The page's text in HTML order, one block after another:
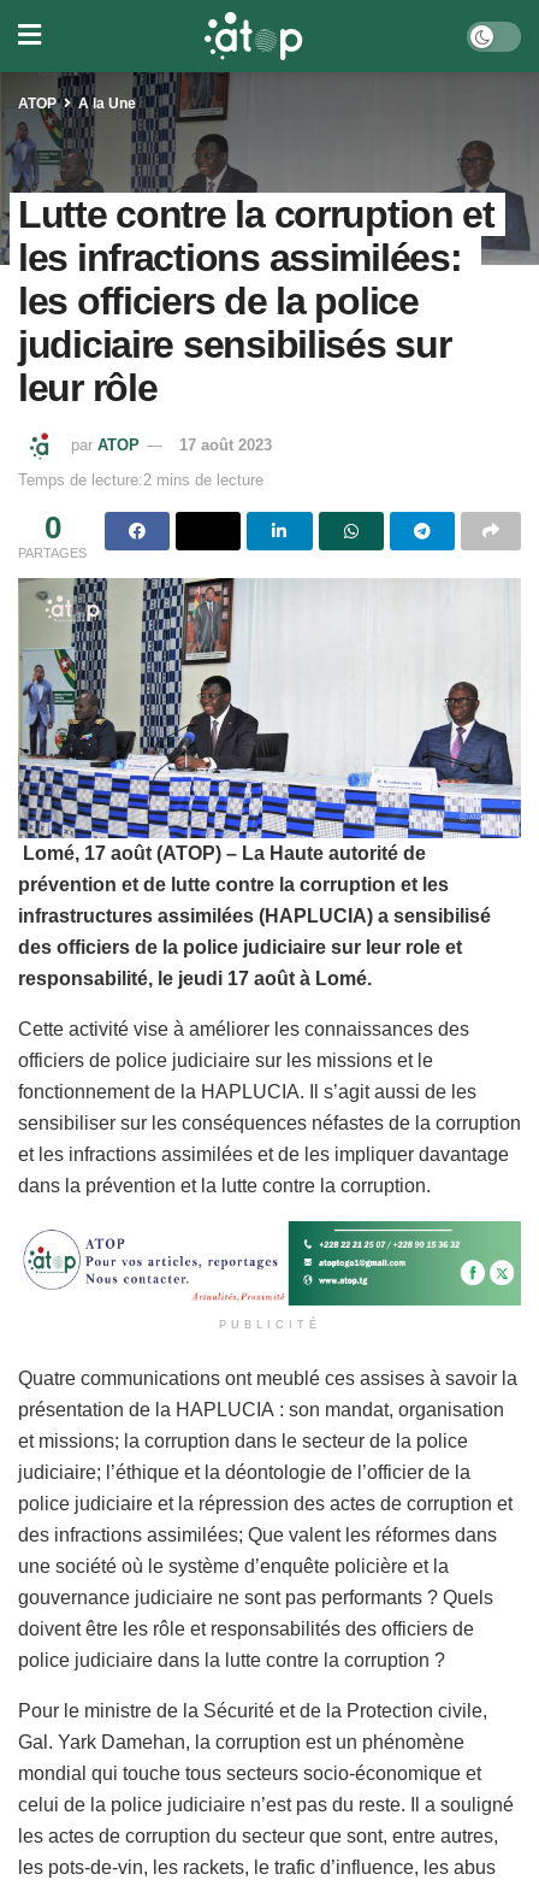
ATOP A la Une
Lutte contre la corruption et
les infractions assimilées:
les officiers de la police
judiciaire sensibilisés sur
leur rôle
par ATOP
17 août 2023
Temps de lecture:2 mins de lecture
0
PARTAGES
Lomé, 17 août (ATOP) – La Haute autorité de
prévention et de lutte contre la corruption et les
infrastructures assimilées (HAPLUCIA) a sensibilisé
des officiers de la police judiciaire sur leur role et
responsabilité, le jeudi 17 août à Lomé.
Cette activité vise à améliorer les connaissances des
officiers de police judiciaire sur les missions et le
fonctionnement de la HAPLUCIA. Il s’agit aussi de les
sensibiliser sur les conséquences néfastes de la corruption
et les infractions assimilées et de les impliquer davantage
dans la prévention et la lutte contre la corruption.
PUBLICITÉ
Quatre communications ont meublé ces assises à savoir la
présentation de la HAPLUCIA : son mandat, organisation
et missions; la corruption dans le secteur de la police
judiciaire; l’éthique et la déontologie de l’officier de la
police judiciaire et la répression des actes de corruption et
des infractions assimilées; Que valent les réformes dans
une société où le système d’enquête policière et la
gouvernance judiciaire ne sont pas performants ? Quels
doivent être les rôle et responsabilités des officiers de
police judiciaire dans la lutte contre la corruption ?
Pour le ministre de la Sécurité et de la Protection civile,
Gal. Yark Damehan, la corruption est un phénomène
mondial qui touche tous secteurs socio-économique et
celui de la police judiciaire n’est pas du reste. Il a souligné
les actes de corruption du secteur que sont, entre autres,
les pots-de-vin, les rackets, le trafic d’influence, les abus